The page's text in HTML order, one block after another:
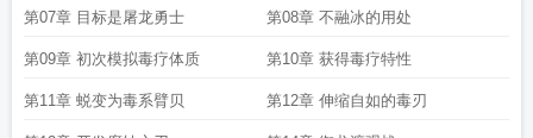
第07章 目标是屠龙勇士 第08章 不融冰的用处
第09章 初次模拟毒疗体质 第10章 获得毒疗特性
第11章 蜕变为毒系臂贝 第12章 伸缩自如的毒刃